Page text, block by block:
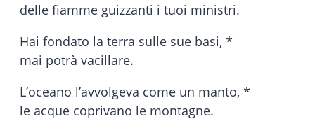
delle fiamme guizzanti i tuoi ministri.
Hai fondato la terra sulle sue basi, *
mai potrà vacillare.
L’oceano l’avvolgeva come un manto, *
le acque coprivano le montagne.